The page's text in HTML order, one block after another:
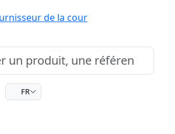
FR